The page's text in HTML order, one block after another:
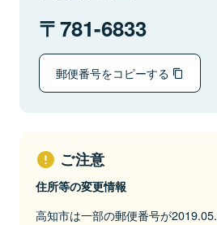
781-6833
郵便番号をコピーする
ご注意
住所等の変更情報
高知市は一部の郵便番号が